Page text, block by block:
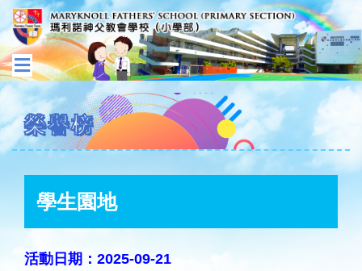
榮譽榜
學生園地
活動日期：2025-09-21